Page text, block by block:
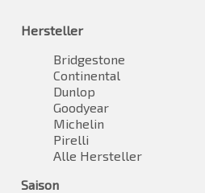
Hersteller
Bridgestone
Continental
Dunlop
Goodyear
Michelin
Pirelli
Alle Hersteller
Saison